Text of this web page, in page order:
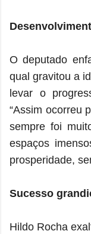
O deputado
qual gravitou a
levar o
“Assim ocorreu
sempre foi
espaços
prosperidade,
Sucesso
Hildo Rocha